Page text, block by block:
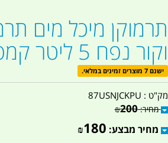
תרמוקן מיכל מים
וקור נפח 5 ליטר קמפינג לייף
ישנם 7 מוצרים זמינים במלאי.
מק"ט : 87USNJCKPU
מחיר: ₪200
מחיר מבצע: ₪180